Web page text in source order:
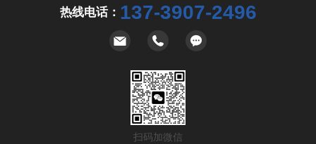
热线电话： 137-3907-2496
扫码加微信